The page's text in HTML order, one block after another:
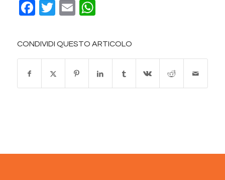
Facebook
Twitter
EmailWhatsApp
CONDIVIDI QUESTO ARTICOLO